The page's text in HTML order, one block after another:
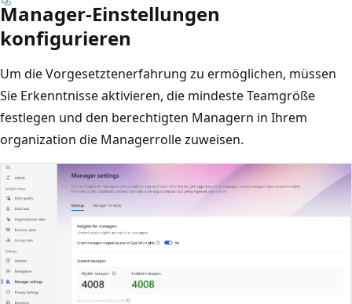
Manager-Einstellungen
konfigurieren
Um die Vorgesetztenerfahrung zu ermöglichen, müssen
Sie Erkenntnisse aktivieren, die mindeste Teamgröße
festlegen und den berechtigten Managern in Ihrem
organization die Managerrolle zuweisen.